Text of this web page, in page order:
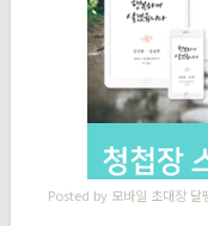
Posted by 모바일 초대장 달